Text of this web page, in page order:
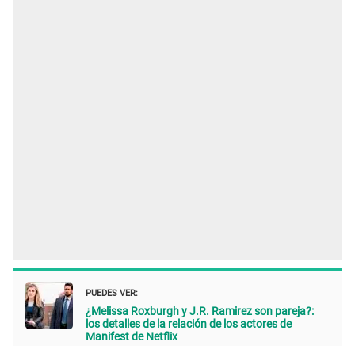
PUEDES VER:
¿Melissa Roxburgh y J.R. Ramirez son pareja?:
los detalles de la relación de los actores de
Manifest de Netflix